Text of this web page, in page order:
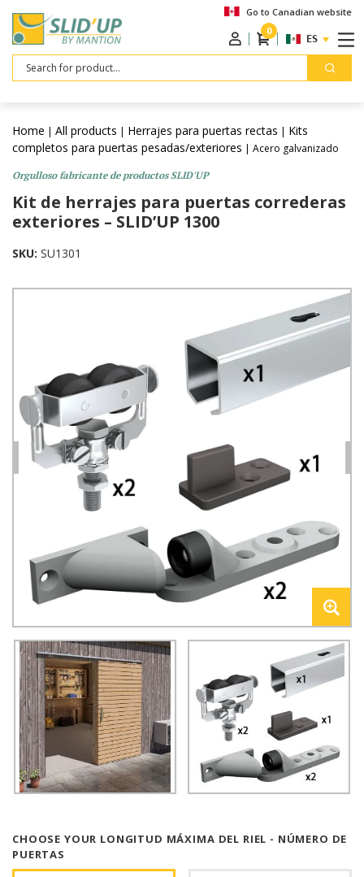
Go to Canadian website
0
ESPAÑOL
Search
Home | All products | Herrajes para puertas rectas | Kits
completos para puertas pesadas/exteriores | Acero galvanizado
Orgulloso fabricante de productos SLID'UP
Kit de herrajes para puertas correderas
exteriores – SLID’UP 1300
SKU: SU1301
CHOOSE YOUR LONGITUD MÁXIMA DEL RIEL - NÚMERO DE
PUERTAS